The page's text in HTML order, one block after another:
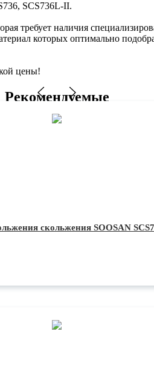
SCS736L-II.
требует наличия
которых оптимально
цены!
Рекомендуемые
скольжения SOOSAN